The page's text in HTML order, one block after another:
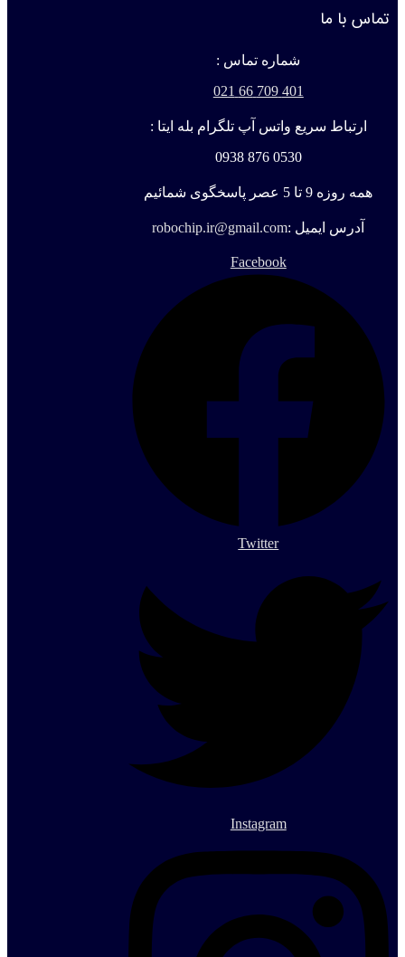
تماس با ما
شماره تماس :
401 709 66 021
ارتباط سریع واتس آپ تلگرام بله ایتا :
0530 876 0938
همه روزه 9 تا 5 عصر پاسخگوی شمائیم
آدرس ایمیل :robochip.ir@gmail.com
Facebook
Twitter
Instagram